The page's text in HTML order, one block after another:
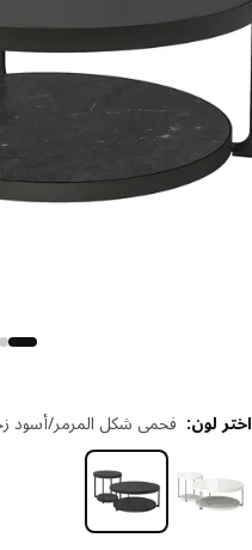
لون: فحمي شكل المرمر/أسود زجاج